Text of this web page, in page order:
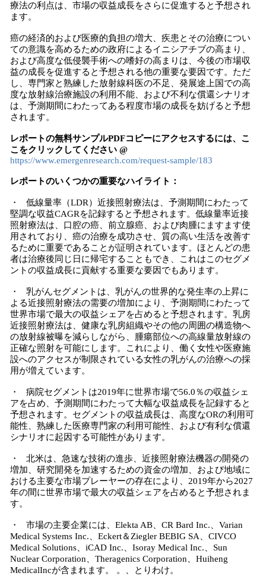
療法の利点は、市場の収益成長をさらに促進すると予想され
ます。
癌の経済的および医療的負担の増大、疾患とその治療につい
ての意識を高めるための政府によるイニシアチブの高まり、
および高度な低侵襲手術への嗜好の高まりは、今後の市場収
益の成長を促進すると予想される他の重要な要因です。ただ
し、専門家と熟練した放射線科医の不足、発展途上国での高
度な放射線治療施設の利用不能、および不利な償還シナリオ
は、予測期間にわたってある程度市場の成長を妨げると予想
されます。
レポートの無料サンプルPDFコピーにアクセスするには、こ
こをクリックしてください @
https://www.emergenresearch.com/request-sample/183
レポートのいくつかの重要なハイライト：
・ 低線量率（LDR）近接照射療法は、予測期間にわたって
堅調な収益CAGRを記録すると予想されます。低線量率近接
照射療法は、口腔の癌、前立腺癌、および肉腫にますます使
用されており、癌の治療を成功させ、質の高い生活を改善す
るために重要であることが証明されています。ほとんどの患
者は治療後同じ日に帰宅することもでき、これはこのセグメ
ントの収益成長に貢献する重要な要因でもあります。
・ 乳がんセグメントは、乳がんの世界的な発生率の上昇に
よる近接照射療法の需要の増加により、予測期間にわたって
世界市場で最大の収益シェアを占めると予想されます。乳房
近接照射療法は、健康な乳房組織やその他の周囲の構造物へ
の放射線被曝を減らしながら、腫瘍部位への高線量放射線の
正確な照射を可能にします。これにより、働く女性や医療施
設へのアクセスが制限されている女性の乳がんの治療への採
用が増えています。
・ 病院セグメントは2019年に世界市場で56.0％の収益シェ
アを占め、予測期間にわたって大幅な収益成長を記録すると
予想されます。セグメントの収益成長は、高度なORの利用可
能性、熟練した医療専門家の利用可能性、および有利な償還
シナリオに起因する可能性があります。
・ 北米は、急速な技術の進歩、近接照射療法機器の開発の
増加、研究開発を加速するための資金の増加、および地域に
おける主要な市場プレーヤーの存在により、2019年から2027
年の間に世界市場で最大の収益シェアを占めると予想されま
す。
・ 市場の主要企業には、Elekta AB、CR Bard Inc.、Varian
Medical Systems Inc.、Eckert＆Ziegler BEBIG SA、CIVCO
Medical Solutions、iCAD Inc.、Isoray Medical Inc.、Sun
Nuclear Corporation、Theragenics Corporation、Huiheng
MedicalIncが含まれます。 。、とりわけ。